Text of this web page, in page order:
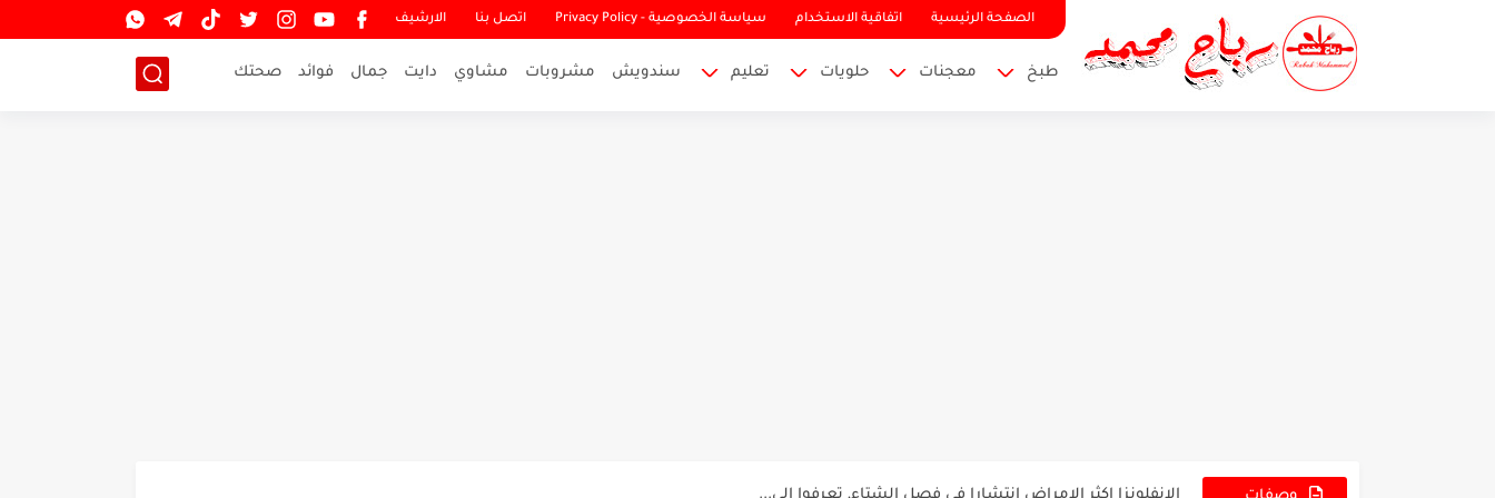
الصفحة الرئيسية اتفاقية الاستخدام سياسة الخصوصية - Privacy Policy اتصل بنا الارشيف
طبخ معجنات حلويات تعليم سندويش مشروبات مشاوي دايت جمال فوائد صحتك